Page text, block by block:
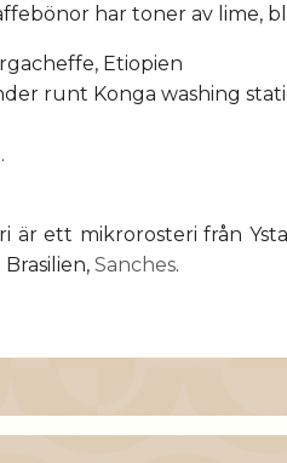
har toner av lime,
Etiopien
runt Konga washing
är ett mikrorosteri från
Sanches.